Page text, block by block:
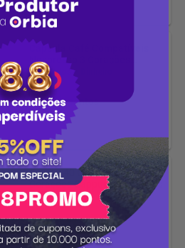
Cápsula Café Compatíveis
Nespresso 3 Corações
Máximo Cafés Especiais
Pontos + Dinheiro
1.531 pontos
Combo 40 Cápsulas Três
Corações Cappuccino Classic
Pontos + Dinheiro
4.272 pontos -35%
2.791pontos